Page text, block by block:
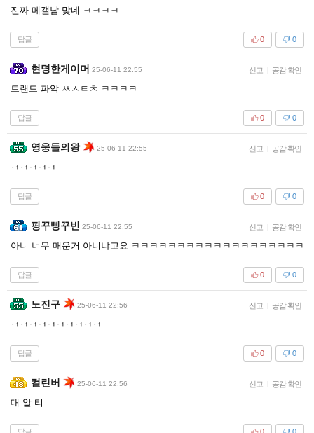
진짜 메갤남 맞네 ㅋㅋㅋㅋ
답글 0
0
현명한게이머 25-06-11 22:55 신고 | 공감 확인
트랜드 파악 ㅆㅅㅌㅊ ㅋㅋㅋㅋ
답글 0
0
영웅들의왕 25-06-11 22:55 신고 | 공감 확인
ㅋㅋㅋㅋㅋ
답글 0
0
핑꾸삥꾸빈 25-06-11 22:55 신고 | 공감 확인
아니 너무 매운거 아니냐고요 ㅋㅋㅋㅋㅋㅋㅋㅋㅋㅋㅋㅋㅋㅋㅋㅋㅋㅋㅋ
답글 0
0
노진구 25-06-11 22:56 신고 | 공감 확인
ㅋㅋㅋㅋㅋㅋㅋㅋㅋㅋ
답글 0
0
컬린버 25-06-11 22:56 신고 | 공감 확인
대 알 티